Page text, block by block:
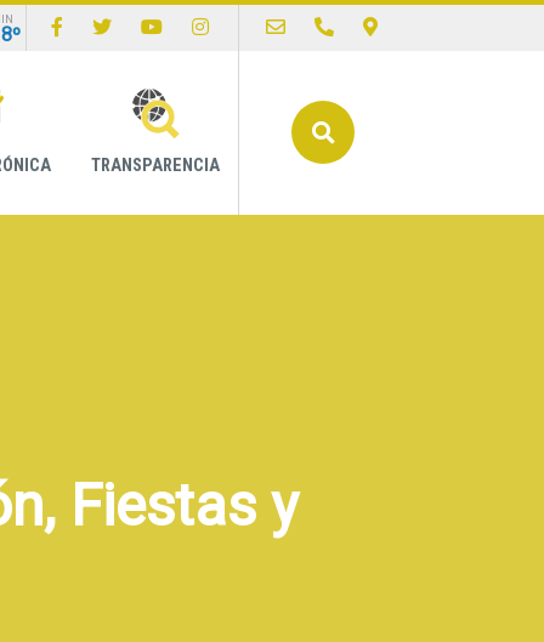
TRANSPARENCIA
Fiestas y